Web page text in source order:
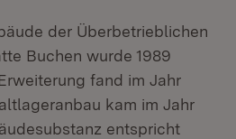
der Überbetrieblichen
Buchen wurde 1989
fand im Jahr
kam im Jahr
entspricht